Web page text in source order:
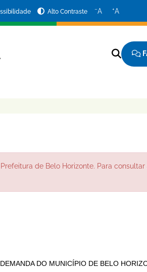
Alto Contraste −A +A
de Belo Horizonte. Para consultar
DO MUNICÍPIO DE BELO